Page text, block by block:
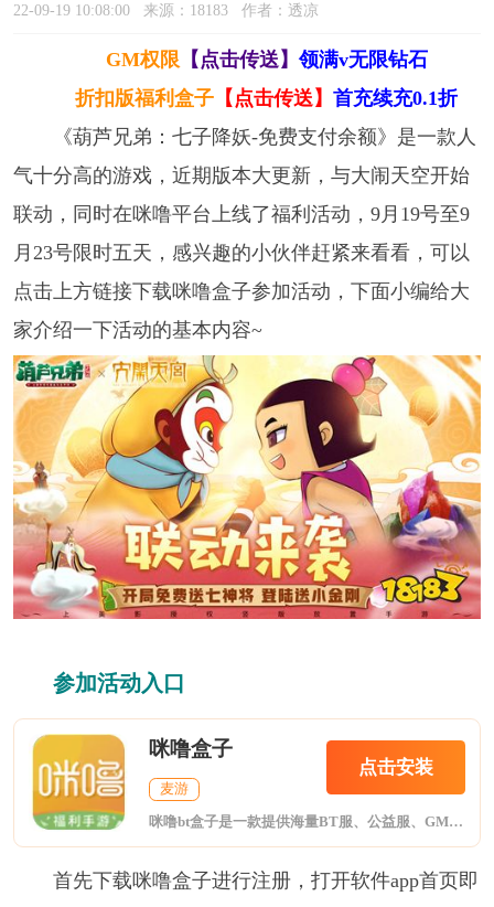
22-09-19 10:08:00 来源：18183 作者：透凉
GM权限 【点击传送】 领满v无限钻石
折扣版福利盒子 【点击传送】首充续充0.1折
《葫芦兄弟：七子降妖-免费支付余额》是一款人
气十分高的游戏，近期版本大更新，与大闹天空开始
联动，同时在咪噜平台上线了福利活动，9月19号至9
月23号限时五天，感兴趣的小伙伴赶紧来看看，可以
点击上方链接下载咪噜盒子参加活动， 下面小编给大
家介绍一下活动的基本内容~
参加活动入口
咪噜盒子
麦游
点击安装
咪噜bt盒子是一款提供海量BT服、公益服、GM版手游折扣、礼包等福利的手游盒子!折扣手游，任意金额3折起!24小时即充即返，自动打折，终生折扣!
首先下载咪噜盒子进行注册，打开软件app首页即